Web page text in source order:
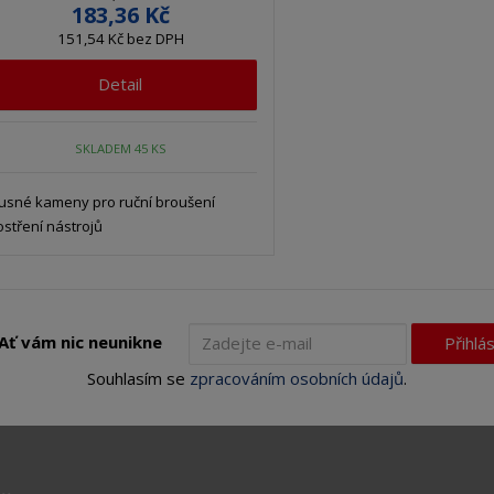
183,36 Kč
151,54 Kč bez DPH
Detail
SKLADEM 45 KS
kameny pro ruční broušení
nástrojů
vám nic neunikne
Souhlasím se zpracováním osobních údajů.